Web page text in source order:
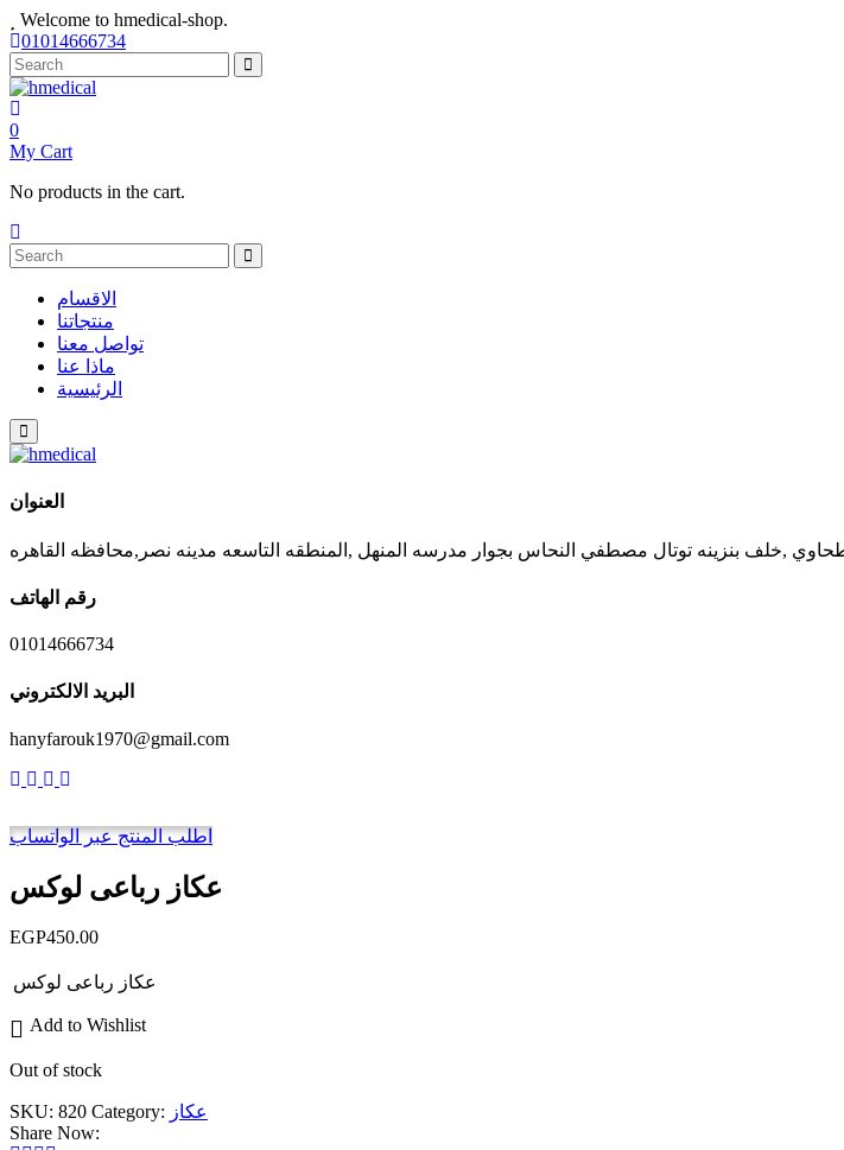
Welcome to hmedical-shop.
01014666734
0
My Cart
No products in the cart.
الاقسام
منتجاتنا
تواصل معنا
ماذا عنا
الرئيسية
العنوان
رقم الهاتف
01014666734
البريد الالكتروني
hanyfarouk1970@gmail.com
اطلب المنتج عبر الواتساب
عكاز رباعى لوكس
EGP450.00
عكاز رباعى لوكس
Add to Wishlist
Out of stock
SKU: 820 Category: عكاز
Share Now: